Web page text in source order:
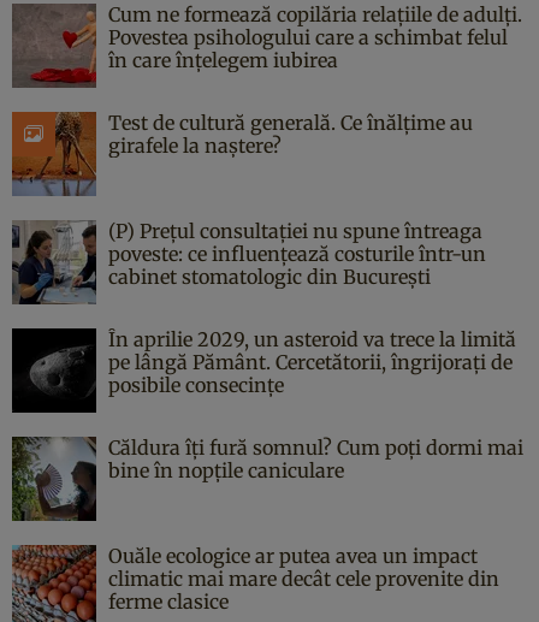
Cum ne formează copilăria relațiile de adulți.
Povestea psihologului care a schimbat felul
în care înțelegem iubirea
Test de cultură generală. Ce înălțime au
girafele la naștere?
(P) Prețul consultației nu spune întreaga
poveste: ce influențează costurile într-un
cabinet stomatologic din București
În aprilie 2029, un asteroid va trece la limită
pe lângă Pământ. Cercetătorii, îngrijorați de
posibile consecințe
Căldura îți fură somnul? Cum poți dormi mai
bine în nopțile caniculare
Ouăle ecologice ar putea avea un impact
climatic mai mare decât cele provenite din
ferme clasice